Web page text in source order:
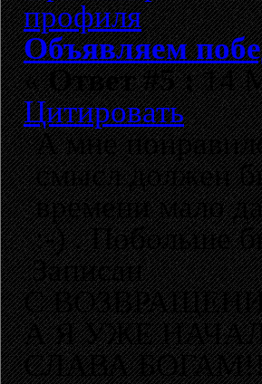
Объявляем
«Ответ #5 :14
Цитировать
А мне
смысл должен
времени мало
:-) . Побольше
Записан
С
А Я УЖЕ
СЛАВА